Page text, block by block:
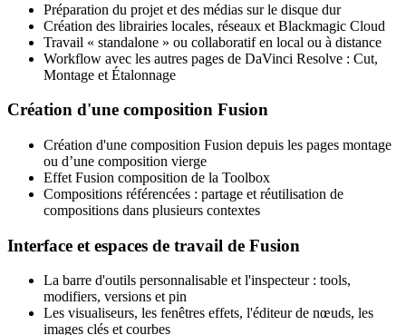
Préparation du projet et des médias sur le disque dur
Création des librairies locales, réseaux et Blackmagic Cloud
Travail « standalone » ou collaboratif en local ou à distance
Workflow avec les autres pages de DaVinci Resolve : Cut,
Montage et Étalonnage
Création d'une composition Fusion
Création d'une composition Fusion depuis les pages montage
ou d’une composition vierge
Effet Fusion composition de la Toolbox
Compositions référencées : partage et réutilisation de
compositions dans plusieurs contextes
Interface et espaces de travail de Fusion
La barre d'outils personnalisable et l'inspecteur : tools,
modifiers, versions et pin
Les visualiseurs, les fenêtres effets, l'éditeur de nœuds, les
images clés et courbes